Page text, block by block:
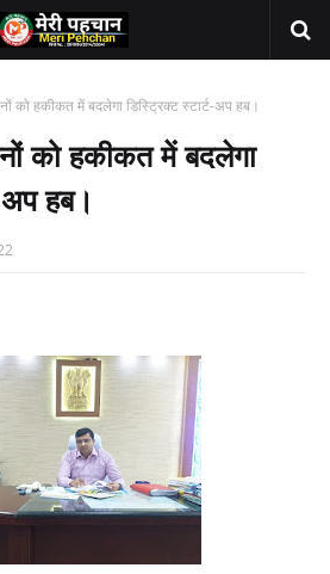
को हकीकत में बदलेगा डिस्ट्रिक्ट स्टार्ट-अप हब।
को हकीकत में बदलेगा
अप हब।